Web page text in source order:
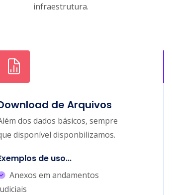
infraestrutura.
de Arquivos
dos dados básicos, sempre
disponível disponbilizamos.
de uso...
Anexos em andamentos